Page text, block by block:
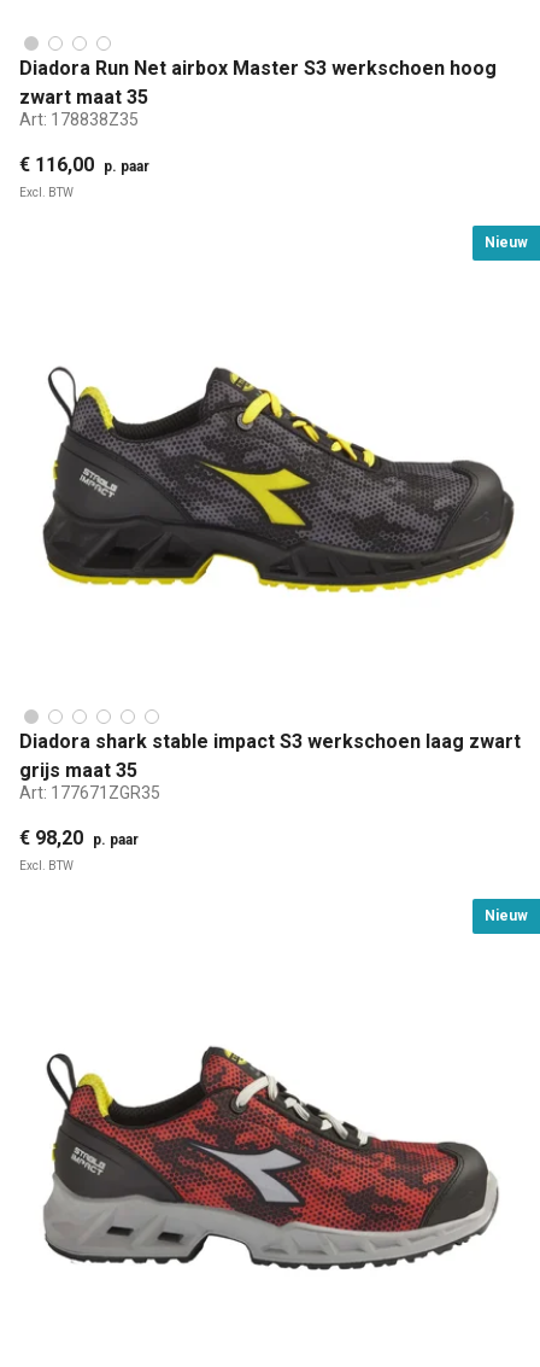
Diadora Run Net airbox Master S3 werkschoen hoog
zwart maat 35
Art: 178838Z35
€ 116,00 p. paar
Excl. BTW
Nieuw
Diadora shark stable impact S3 werkschoen laag zwart
grijs maat 35
Art: 177671ZGR35
€ 98,20 p. paar
Excl. BTW
Nieuw